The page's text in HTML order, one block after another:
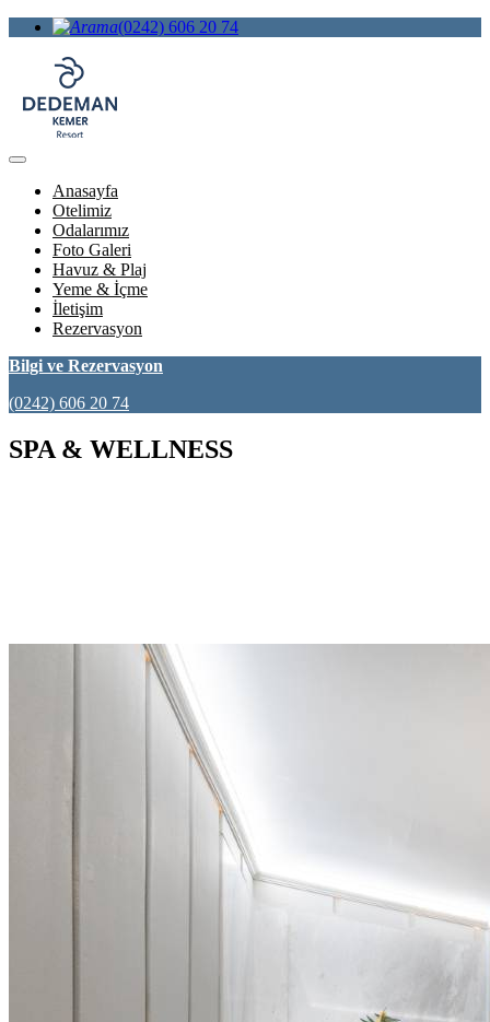
(0242) 606 20 74
Anasayfa
Otelimiz
Odalarımız
Foto Galeri
Havuz & Plaj
Yeme & İçme
İletişim
Rezervasyon
Bilgi ve Rezervasyon
(0242) 606 20 74
SPA & WELLNESS